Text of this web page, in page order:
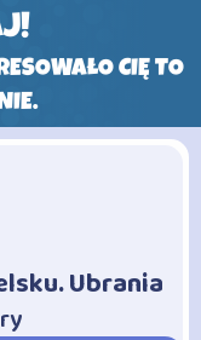
CIĘ TO
Ubrania